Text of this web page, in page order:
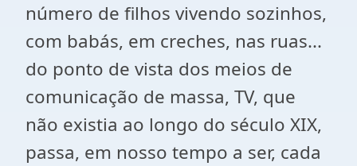
número de filhos vivendo sozinhos,
com babás, em creches, nas ruas...
do ponto de vista dos meios de
comunicação de massa, TV, que
não existia ao longo do século XIX,
passa, em nosso tempo a ser, cada